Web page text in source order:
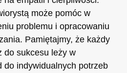
może pomóc w
problemu i opracowaniu
Pamiętajmy, że każdy
do sukcesu leży w
do indywidualnych potrzeb